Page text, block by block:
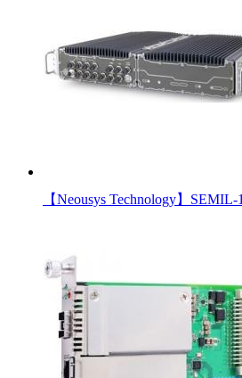
【Neousys Technology】